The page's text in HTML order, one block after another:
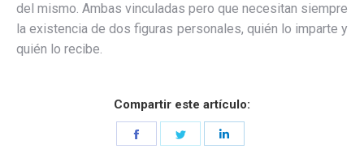
del mismo. Ambas vinculadas pero que necesitan siempre
la existencia de dos figuras personales, quién lo imparte y
quién lo recibe.
Compartir este artículo:
Share